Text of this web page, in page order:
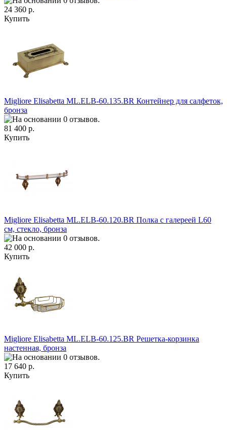
24 360 р.
Купить
Migliore Elisabetta ML.ELB-60.135.BR Контейнер для салфеток,
бронза
81 400 р.
Купить
Migliore Elisabetta ML.ELB-60.120.BR Полка c галереей L60
см, стекло, бронза
42 000 р.
Купить
Migliore Elisabetta ML.ELB-60.125.BR Решетка-корзинка
настенная, бронза
17 640 р.
Купить